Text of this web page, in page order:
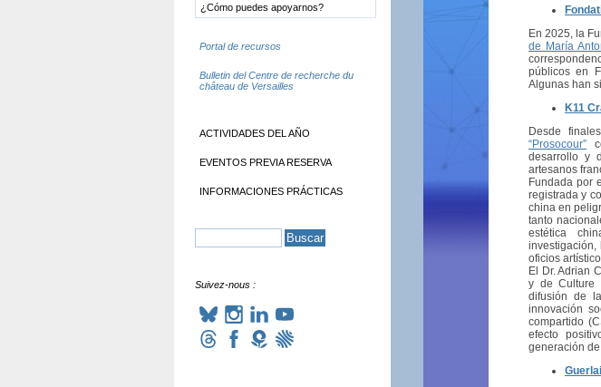
En 2025, la
de María
públicos en
Algunas han
K11
Desde
“Prosocour”
desarrollo y
artesanos
Fundada por
registrada y
china en
tanto
estética
investigación,
oficios
El Dr. Adrian
y de Culture
difusión de
innovación
compartido
efecto
generación
¿Cómo puedes apoyarnos?
Portal de recursos
Bulletin del Centre de recherche du
château de Versailles
ACTIVIDADES DEL AÑO
EVENTOS PREVIA RESERVA
INFORMACIONES PRÁCTICAS
Suivez-nous :